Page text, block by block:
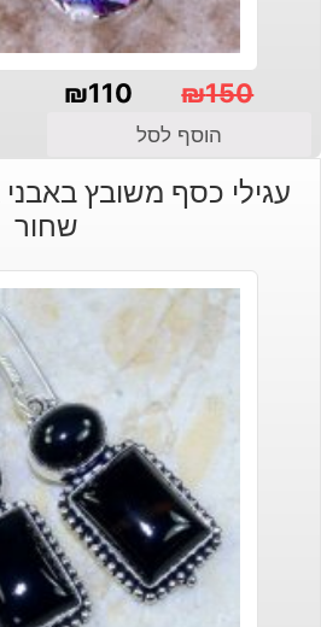
₪150
המקורי
היה:
₪110
הנוכחי
הוא:
הוסף לסל
עגילי כסף משובץ באבני
שחור